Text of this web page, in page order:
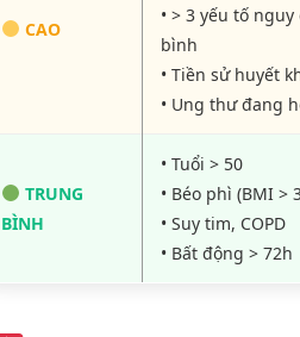
CAO
• > 3 yếu tố
bình
• Tiền sử huyết
• Ung thư đang
TRUNG
BÌNH
• Tuổi > 50
• Béo phì (BMI >
• Suy tim, COPD
• Bất động > 72h